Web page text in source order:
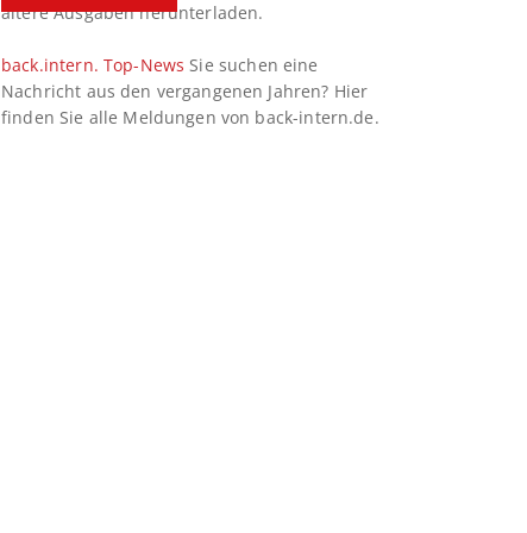
ältere Ausgaben herunterladen.
back.intern. Top-News Sie suchen eine
Nachricht aus den vergangenen Jahren? Hier
finden Sie alle Meldungen von back-intern.de.